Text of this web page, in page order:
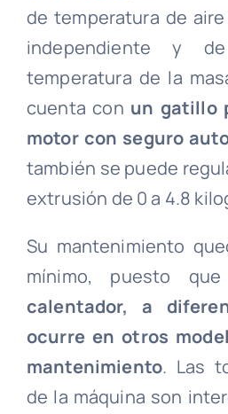
de temperatura de
independiente y
temperatura de la
cuenta con un gatillo
motor con seguro
también se puede
extrusión de 0 a 4.8
Su mantenimiento
mínimo, puesto que
calentador, a
ocurre en otros
mantenimiento. Las
de la máquina son